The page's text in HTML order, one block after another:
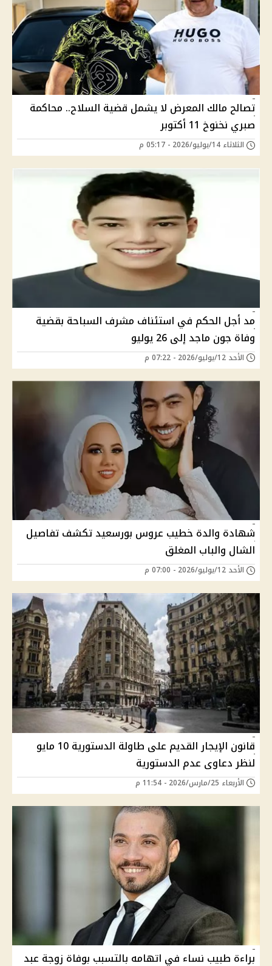
تصالح مالك المعرض لا يشمل قضية السلاح.. محاكمة
صبري نخنوخ 11 أكتوبر
الثلاثاء 14/يوليو/2026 - 05:17 م
مد أجل الحكم في استئناف مشرف السباحة بقضية
وفاة جون ماجد إلى 26 يوليو
الأحد 12/يوليو/2026 - 07:22 م
شهادة والدة خطيب عروس بورسعيد تكشف تفاصيل
الشال والباب المغلق
الأحد 12/يوليو/2026 - 07:00 م
قانون الإيجار القديم على طاولة الدستورية 10 مايو
لنظر دعاوى عدم الدستورية
الأربعاء 25/مارس/2026 - 11:54 م
براءة طبيب نساء في اتهامه بالتسبب بوفاة زوجة عبد